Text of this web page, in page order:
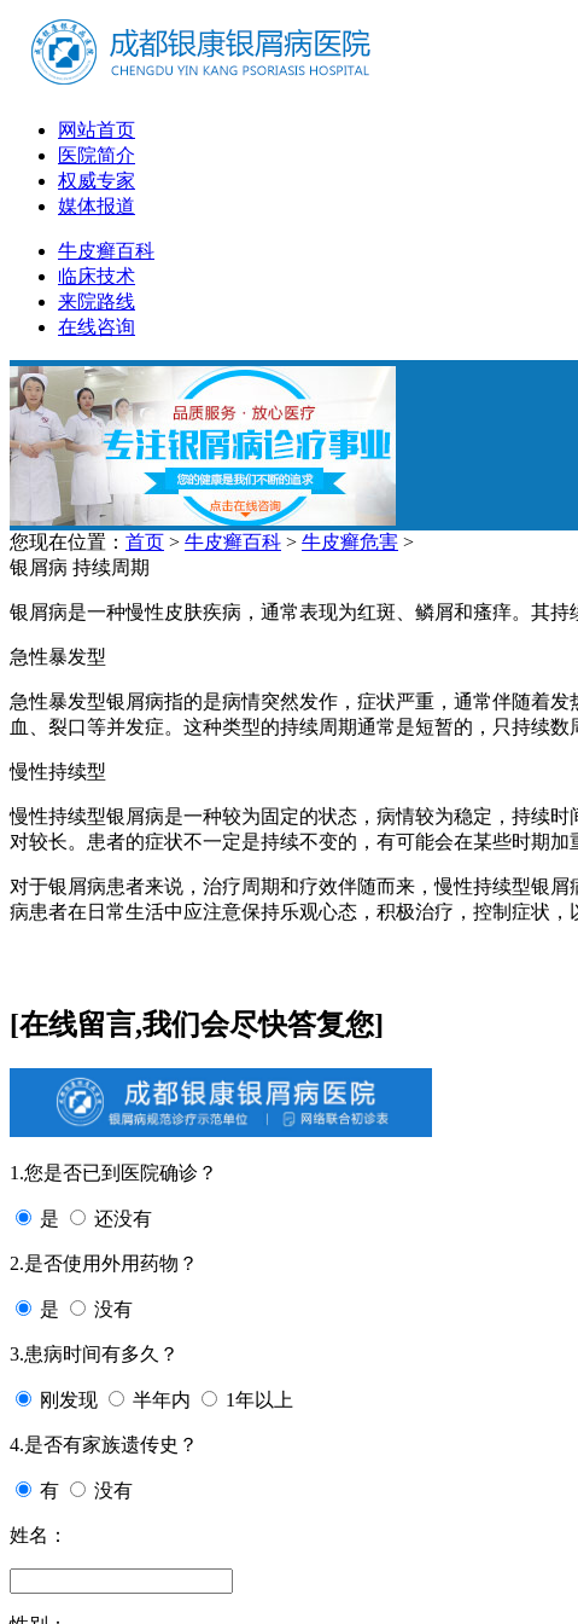
网站首页
医院简介
权威专家
媒体报道
牛皮癣百科
临床技术
来院路线
在线咨询
您现在位置： 首页 > 牛皮癣百科 > 牛皮癣危害 >
银屑病 持续周期
银屑病是一种慢性皮肤疾病，通常表现为红斑、鳞屑和瘙痒。其
急性暴发型
急性暴发型银屑病指的是病情突然发作，症状严重，通常伴随着
血、裂口等并发症。这种类型的持续周期通常是短暂的，只持续
慢性持续型
慢性持续型银屑病是一种较为固定的状态，病情较为稳定，持续时
对较长。患者的症状不一定是持续不变的，有可能会在某些时期
对于银屑病患者来说，治疗周期和疗效伴随而来，慢性持续型银
病患者在日常生活中应注意保持乐观心态，积极治疗，控制症状，
[在线留言,我们会尽快答复您]
1.您是否已到医院确诊？
是 还没有
2.是否使用外用药物？
是 没有
3.患病时间有多久？
刚发现 半年内 1年以上
4.是否有家族遗传史？
有 没有
姓名：